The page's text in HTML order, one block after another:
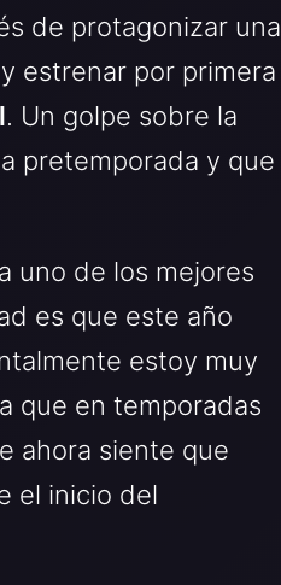
de protagonizar una
estrenar por primera
. Un golpe sobre la
pretemporada y que
uno de los mejores
es que este año
estoy muy
que en temporadas
ahora siente que
el inicio del